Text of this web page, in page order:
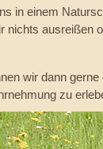
in einem
nichts ausreißen
wir dann gerne
zu